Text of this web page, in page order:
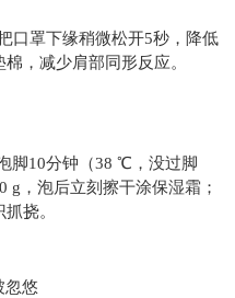
口罩下缘稍微松开5秒，降低
，减少肩部同形反应。
脚10分钟（38 ℃，没过脚
g，泡后立刻擦干涂保湿霜；
挠。
忽悠